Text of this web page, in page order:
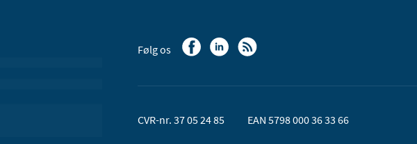
Følg os
CVR-nr. 37 05 24 85 EAN 5798 000 36 33 66